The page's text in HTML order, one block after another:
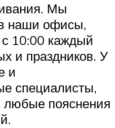
Мы
наши офисы,
10:00 каждый
и праздников. У
и
специалисты,
любые пояснения